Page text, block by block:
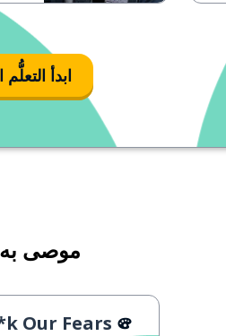
ابدأ التعلُّم
موصى
Our Fears